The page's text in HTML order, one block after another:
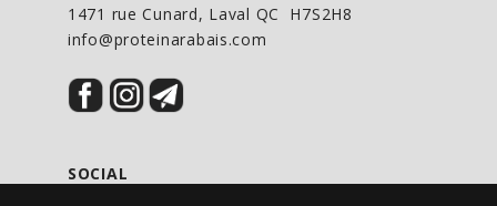
1471 rue Cunard, Laval QC H7S2H8
info@proteinarabais.com
SOCIAL